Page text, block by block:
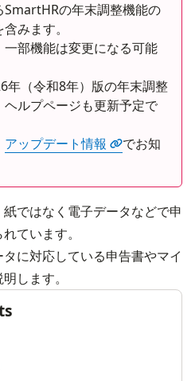
の年末調整機能の
みます。
部機能は変更になる可能
年（令和8年）版の年末調整
ルプページも更新予定で
アップデート情報
でお知
ではなく電子データなどで申
ています。
に対応している申告書やマイ
します。